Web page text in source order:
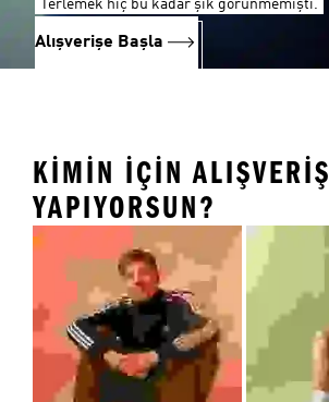
Terlemek hiç bu kadar şık görünmemişti.
Alışverişe Başla
KİMİN İÇİN ALIŞVERİŞ
YAPIYORSUN?